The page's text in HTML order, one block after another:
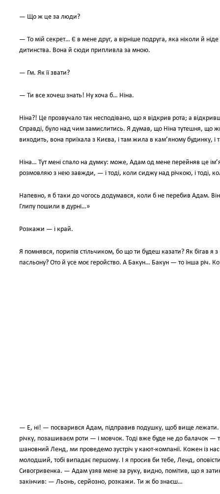
— Що ж це за люди?
— То мій секрет… Є в мене друг, а вірніше подруга, яка ніколи й
дитинства. Вона й сюди припливла за мною.
— Гм. Як її звати?
— Ти все хочеш знать! Ну хоча б… Ніна.
Ніна?! Це прозвучало так несподівано, що я відкрив рота; а
Справді, було над чим замислитись. Я думав, що Ніна тутешня, що
виходить, вона приїхала з Києва, і там жила в кам’яному будинку, і
Ніна… Тут мені спало на думку: може, Адам од мене перейняв це
розмовляю з нею завжди, — і тоді, коли сиджу над річкою, і тоді,
Напевно, я б таки до чогось додумався, коли б не перебив Адам.
Глипу пошили в дурні…»
Розкажи — і край.
Я помнявся, порипів стільчиком, бо що ти будеш казати? Як бігав я з
пасльону? Ото й усе моє геройство. А Бакун… Бакун — то інша річ.
— Е, ні! — посварився Адам, підправив подушку, щоб вище лежати.
річку, позашиваєм роти — і мовчок. Тоді вже буде не до балачок
шановний Ленд, ми проведемо зустріч у кают-компанії. Кожен із
молодший, тобі випадає першому. І я просив би тебе, Ленд,
Сивогривенка. — Адам узяв мене за руку, видно, помітив, що я
закінчив: — Льонь, серйозно, розкажи. Ти ж бо знаєш…